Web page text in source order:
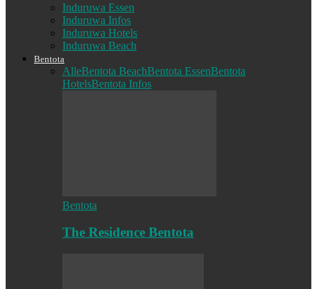
Induruwa Essen
Induruwa Infos
Induruwa Hotels
Induruwa Beach
Bentota
AlleBentota BeachBentota EssenBentota
HotelsBentota Infos
Bentota
The Residence Bentota